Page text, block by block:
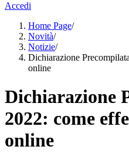
Accedi
Home Page/
Novità/
Notizie/
Dichiarazione
online
Dichiarazione
2022: come
online